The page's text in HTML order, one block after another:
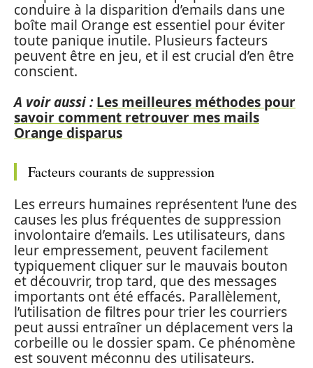
conduire à la disparition d’emails dans une
boîte mail Orange est essentiel pour éviter
toute panique inutile. Plusieurs facteurs
peuvent être en jeu, et il est crucial d’en être
conscient.
A voir aussi : Les meilleures méthodes pour
savoir comment retrouver mes mails
Orange disparus
Facteurs courants de suppression
Les erreurs humaines représentent l’une des
causes les plus fréquentes de suppression
involontaire d’emails. Les utilisateurs, dans
leur empressement, peuvent facilement
typiquement cliquer sur le mauvais bouton
et découvrir, trop tard, que des messages
importants ont été effacés. Parallèlement,
l’utilisation de filtres pour trier les courriers
peut aussi entraîner un déplacement vers la
corbeille ou le dossier spam. Ce phénomène
est souvent méconnu des utilisateurs.